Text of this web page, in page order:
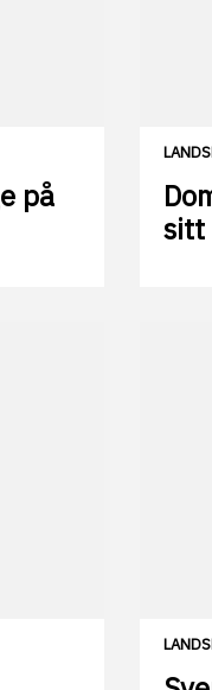
på
sitt